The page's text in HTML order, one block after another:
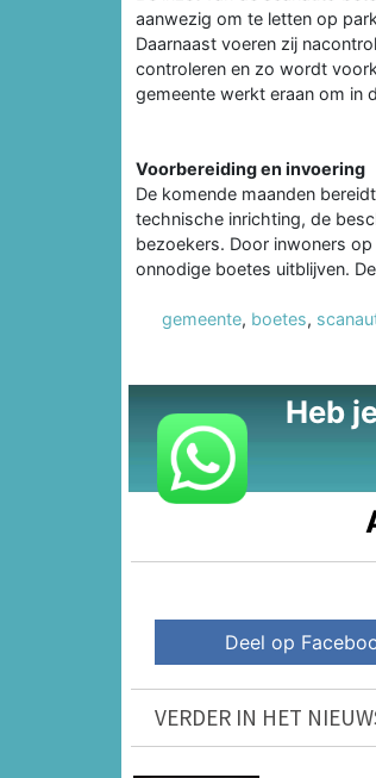
aanwezig om te letten op
Daarnaast voeren zij
controleren en zo wordt
gemeente werkt eraan om in
Voorbereiding en invoering
De komende maanden
technische inrichting, de
bezoekers. Door inwoners
onnodige boetes uitblijven.
gemeente, boetes,
Heb
Deel op
VERDER IN HET